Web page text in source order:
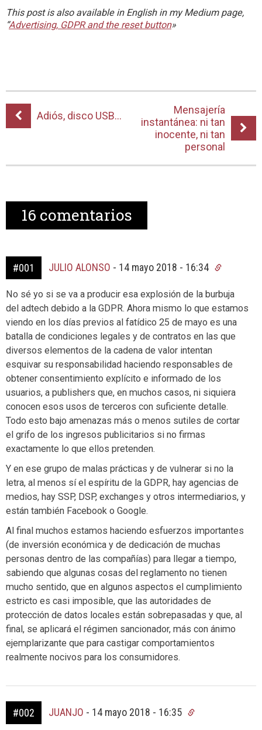
This post is also available in English in my Medium page,
“Advertising, GDPR and the reset button»
Adiós, disco USB…
Mensajería
instantánea: ni tan
inocente, ni tan
personal
16 comentarios
#001 JULIO ALONSO - 14 mayo 2018 - 16:34
No sé yo si se va a producir esa explosión de la burbuja
del adtech debido a la GDPR. Ahora mismo lo que estamos
viendo en los días previos al fatídico 25 de mayo es una
batalla de condiciones legales y de contratos en las que
diversos elementos de la cadena de valor intentan
esquivar su responsabilidad haciendo responsables de
obtener consentimiento explícito e informado de los
usuarios, a publishers que, en muchos casos, ni siquiera
conocen esos usos de terceros con suficiente detalle.
Todo esto bajo amenazas más o menos sutiles de cortar
el grifo de los ingresos publicitarios si no firmas
exactamente lo que ellos pretenden.
Y en ese grupo de malas prácticas y de vulnerar si no la
letra, al menos sí el espíritu de la GDPR, hay agencias de
medios, hay SSP, DSP, exchanges y otros intermediarios, y
están también Facebook o Google.
Al final muchos estamos haciendo esfuerzos importantes
(de inversión económica y de dedicación de muchas
personas dentro de las compañías) para llegar a tiempo,
sabiendo que algunas cosas del reglamento no tienen
mucho sentido, que en algunos aspectos el cumplimiento
estricto es casi imposible, que las autoridades de
protección de datos locales están sobrepasadas y que, al
final, se aplicará el régimen sancionador, más con ánimo
ejemplarizante que para castigar comportamientos
realmente nocivos para los consumidores.
#002 JUANJO - 14 mayo 2018 - 16:35